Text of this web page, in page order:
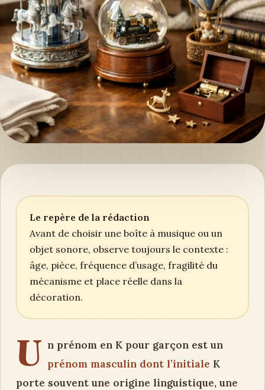
Le repère de la rédaction
Avant de choisir une boîte à musique ou un
objet sonore, observe toujours le contexte :
âge, pièce, fréquence d’usage, fragilité du
mécanisme et place réelle dans la
décoration.
U n prénom en K pour garçon est un
prénom masculin dont l’initiale K
porte souvent une origine linguistique, une